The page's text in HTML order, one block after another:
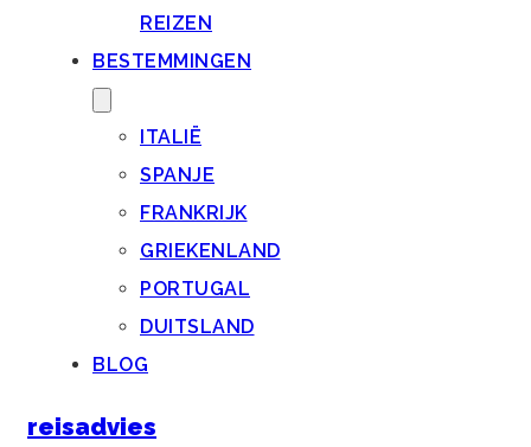
REIZEN
BESTEMMINGEN
ITALIË
SPANJE
FRANKRIJK
GRIEKENLAND
PORTUGAL
DUITSLAND
BLOG
reisadvies